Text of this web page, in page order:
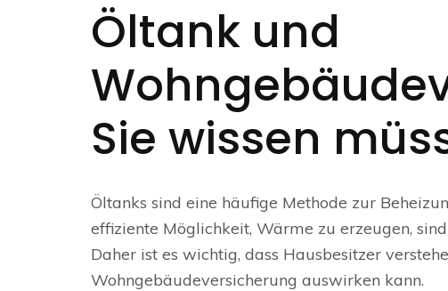
Öltank und
Sie wissen
Öltanks sind eine häufige Methode zur
effiziente Möglichkeit, Wärme zu erzeugen,
Daher ist es wichtig, dass Hausbesitzer
Wohngebäudeversicherung auswirken kann.